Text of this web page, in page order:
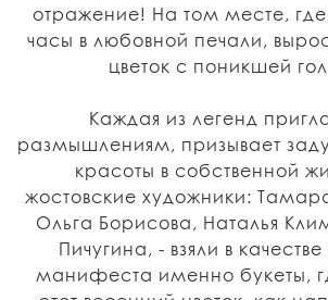
отражение! На том месте,
часы в любовной печали,
цветок с поникшей
Каждая из легенд
размышлениям, призывает
красоты в собственной
жостовские художники:
Ольга Борисова, Наталья
Пичугина, - взяли в
манифеста именно букеты,